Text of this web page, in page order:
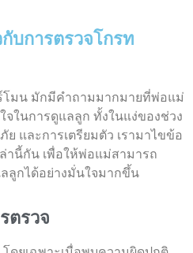
บการตรวจโกรท
โมน มักมีคำถามมากมายที่พ่อแม่
ในการดูแลลูก ทั้งในแง่ของช่วง
และการเตรียมตัว เรามาไขข้อ
านี้กัน เพื่อให้พ่อแม่สามารถ
ลูกได้อย่างมั่นใจมากขึ้น
ตรวจ